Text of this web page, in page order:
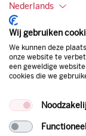
Bovendien
korting. Mocht
natuurlijk de prijs
van de laagste
Nederlands
Wij gebruiken
We kunnen deze
onze website te
een geweldige
cookies die we
Functioneel